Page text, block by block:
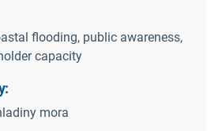
flooding, public awareness,
capacity
mora